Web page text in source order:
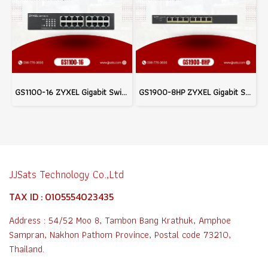
GS1100-16 ZYXEL Gigabit Switching Hub 16 Port For WiFi & Wired Network infrastructure system GS1900-8HP ZYXEL Gigabit Switching Hub For WiFi & Wired Network infrastructure system
JJSats Technology Co.,Ltd
TAX ID : 0105554023435
Address : 54/52 Moo 8, Tambon Bang Krathuk, Amphoe
Sampran, Nakhon Pathom Province, Postal code 73210,
Thailand.